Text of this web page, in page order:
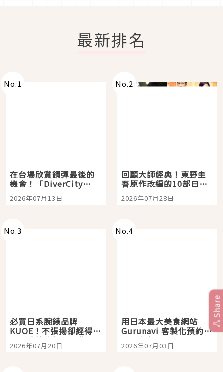
最新排名
No.1
在台場欣賞鋼彈最後的
機會！「DiverCity
Tokyo Plaza」搭船、
購物、美食及夜景，一
2026年07月13日
No.2
回顧大師經典！東野圭
吾原作改編的10部日本
影視作品推薦
2026年07月28日
No.3
必買日系腕錶品牌
KUOE！不張揚卻經得起
時間洗鍊的經典之作五
選
2026年07月20日
No.4
用日本最大美食網站
Gurunavi 客製化預約九
大都市餐廳，打造專屬
美食體驗！
2026年07月03日
Share